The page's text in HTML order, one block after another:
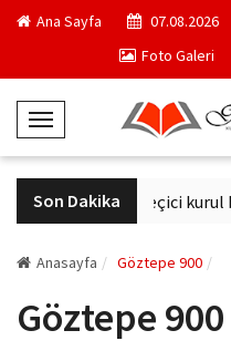
Ana Sayfa
07.08.2026
Foto Galeri
T
o
g
g
e
a
Son Dakika
Derviş Zaim seçici kurul
Anasayfa Göztepe 900
Göztepe 900